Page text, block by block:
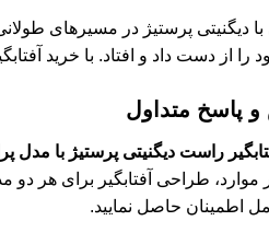
با دیگنیتی پرستیژ در مسیرهای
را از دست داد و افتاد. با خرید
پاسخ متداول
راست دیگنیتی پرستیژ با مدل
موارد، طراحی آفتابگیر برای هر
اطمینان حاصل نمایید.